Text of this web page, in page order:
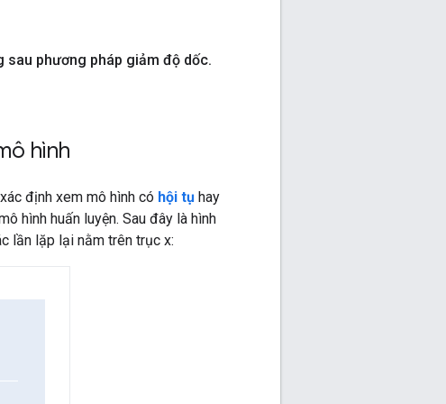
sau phương pháp giảm độ dốc.
hình
định xem mô hình có hội tụ hay
hình huấn luyện. Sau đây là hình
lần lặp lại nằm trên trục x: